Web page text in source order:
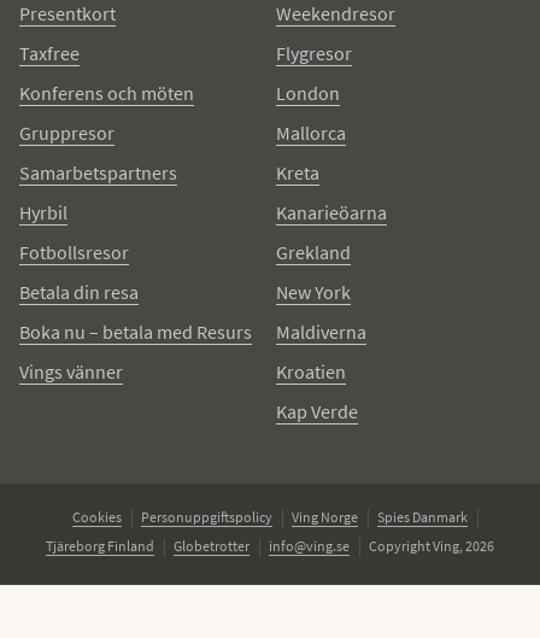
Presentkort
Taxfree
Konferens och möten
Gruppresor
Samarbetspartners
Hyrbil
Fotbollsresor
Betala din resa
Boka nu – betala med Resurs
Vings vänner
Weekendresor
Flygresor
London
Mallorca
Kreta
Kanarieöarna
Grekland
New York
Maldiverna
Kroatien
Kap Verde
Cookies Personuppgiftspolicy Ving Norge
Spies Danmark
Tjäreborg Finland
Globetrotter info@ving.se Copyright Ving, 2026